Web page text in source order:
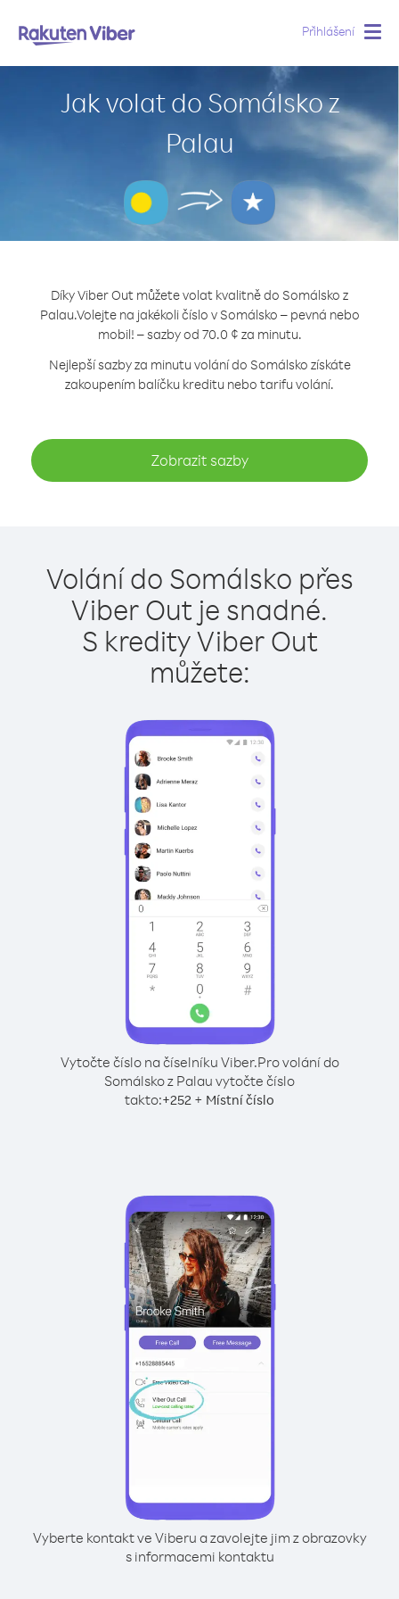
Přihlášení
Jak volat do Somálsko z
Palau
Díky Viber Out můžete volat kvalitně do Somálsko z
Palau.Volejte na jakékoli číslo v Somálsko – pevná nebo
mobil! – sazby od 70.0 ¢ za minutu.
Nejlepší sazby za minutu volání do Somálsko získáte
zakoupením balíčku kreditu nebo tarifu volání.
Zobrazit sazby
Volání do Somálsko přes
Viber Out je snadné.
S kredity Viber Out
můžete:
Vytočte číslo na číselníku Viber.Pro volání do
Somálsko z Palau vytočte číslo
takto:+252 + Místní číslo
Vyberte kontakt ve Viberu a zavolejte jim z obrazovky
s informacemi kontaktu